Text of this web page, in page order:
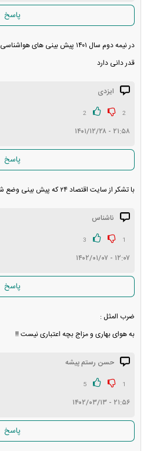
پاسخ
در نیمه دوم سال ۱۴۰۱ پیش بینی
قدر دانی دارد
ایزدی
2
2
۲۱:۵۸ - ۱۴۰۱/۱۲/۲۸
پاسخ
با تشکر از سایت اقتصاد ۲۴ که پیش بینی وضع شهرها را نشان می دهد،
ناشناس
1
3
۱۲:۰۷ - ۱۴۰۲/۰۱/۰۷
پاسخ
ضرب المثل :
به هوای بهاری و مزاج بچه اعتباری نیست !!
حسن رستم پیشه
1
5
۲۱:۵۶ - ۱۴۰۲/۰۳/۱۳
پاسخ